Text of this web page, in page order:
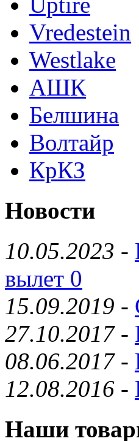
Vredestein
Westlake
АШК
Белшина
Волтайр
КрКЗ
Новости
10.05.2023 -
вылет 0
15.09.2019 -
27.10.2017-
08.06.2017-
12.08.2016 -
Наши